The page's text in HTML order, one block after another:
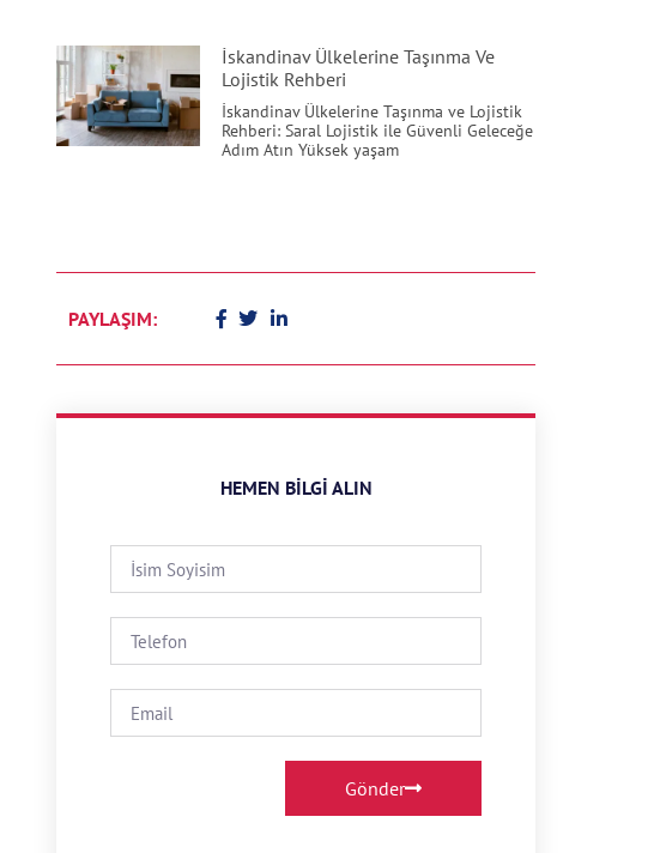
İskandinav Ülkelerine Taşınma Ve
Lojistik Rehberi
İskandinav Ülkelerine Taşınma ve Lojistik
Rehberi: Saral Lojistik ile Güvenli Geleceğe
Adım Atın Yüksek yaşam
PAYLAŞIM:
HEMEN BILGI ALIN
Gönder